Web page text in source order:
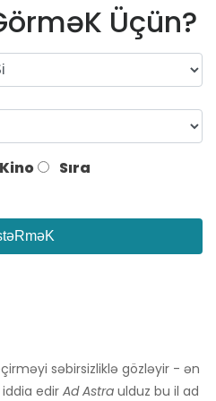
Üçün?
Kino Sıra
səbirsizliklə gözləyir - ən
iddia edir Ad Astra ulduz bu il ad